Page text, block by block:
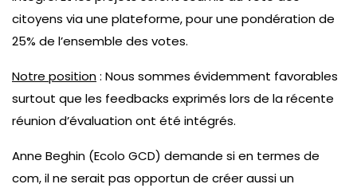
citoyens via une plateforme, pour une pondération de
25% de l’ensemble des votes.
Notre position: Nous sommes évidemment favorables
surtout que les feedbacks exprimés lors de la récente
réunion d’évaluation ont été intégrés.
Anne Beghin (Ecolo GCD) demande si en termes de
com, il ne serait pas opportun de créer aussi un